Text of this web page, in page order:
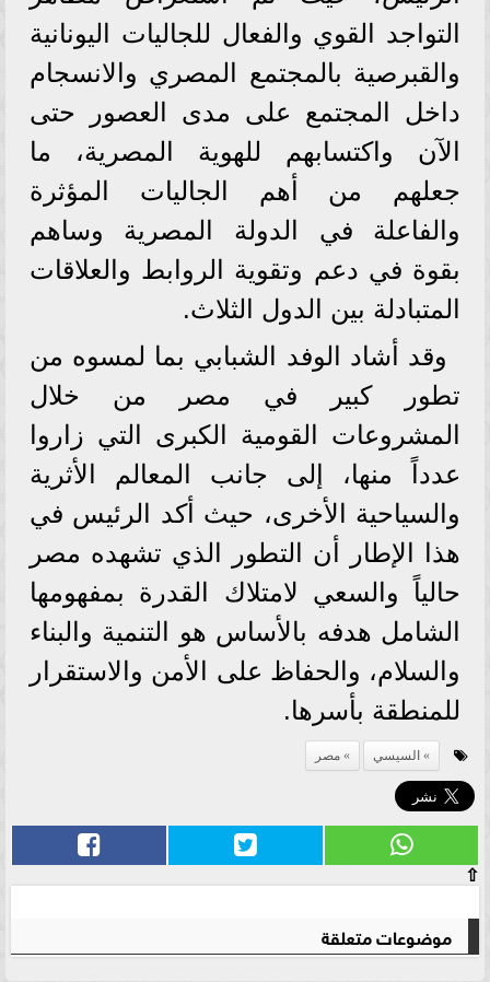
التواجد القوي والفعال للجاليات اليونانية
والقبرصية بالمجتمع المصري والانسجام
داخل المجتمع على مدى العصور حتى
الآن واكتسابهم للهوية المصرية، ما
جعلهم من أهم الجاليات المؤثرة
والفاعلة في الدولة المصرية وساهم
بقوة في دعم وتقوية الروابط والعلاقات
المتبادلة بين الدول الثلاث.
وقد أشاد الوفد الشبابي بما لمسوه من
تطور كبير في مصر من خلال
المشروعات القومية الكبرى التي زاروا
عدداً منها، إلى جانب المعالم الأثرية
والسياحية الأخرى، حيث أكد الرئيس في
هذا الإطار أن التطور الذي تشهده مصر
حالياً والسعي لامتلاك القدرة بمفهومها
الشامل هدفه بالأساس هو التنمية والبناء
والسلام، والحفاظ على الأمن والاستقرار
للمنطقة بأسرها.
السيسي مصر
⇧
موضوعات متعلقة